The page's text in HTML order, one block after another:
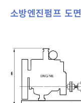
소방엔진펌프 도면